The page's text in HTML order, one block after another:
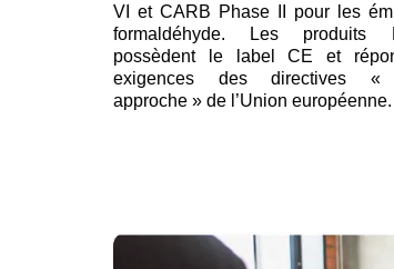
VI et CARB Phase II pour les
formaldéhyde. Les produits
possèdent le label CE et
exigences des directives «
approche » de l’Union européenne.